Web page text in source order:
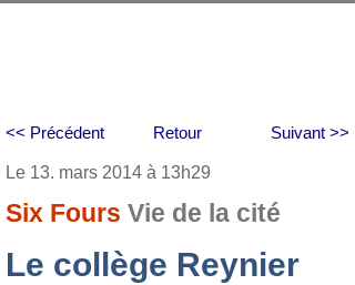
Retour
<< Précédent Suivant >>
Le 13. mars 2014 à 13h29
Six Fours Vie de la cité
Le collège Reynier